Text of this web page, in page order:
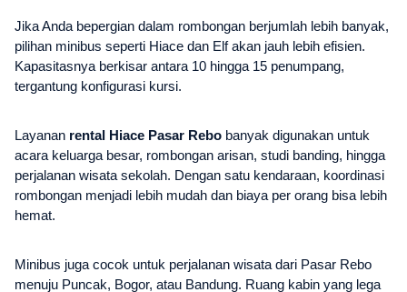
Jika Anda bepergian dalam rombongan berjumlah lebih banyak,
pilihan minibus seperti Hiace dan Elf akan jauh lebih efisien.
Kapasitasnya berkisar antara 10 hingga 15 penumpang,
tergantung konfigurasi kursi.
Layanan rental Hiace Pasar Rebo banyak digunakan untuk
acara keluarga besar, rombongan arisan, studi banding, hingga
perjalanan wisata sekolah. Dengan satu kendaraan, koordinasi
rombongan menjadi lebih mudah dan biaya per orang bisa lebih
hemat.
Minibus juga cocok untuk perjalanan wisata dari Pasar Rebo
menuju Puncak, Bogor, atau Bandung. Ruang kabin yang lega